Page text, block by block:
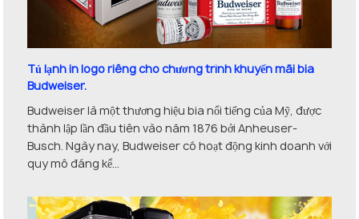
Tủ lạnh in logo riêng cho chương trình khuyến mãi bia
Budweiser.
Budweiser là một thương hiệu bia nổi tiếng của Mỹ, được
thành lập lần đầu tiên vào năm 1876 bởi Anheuser-
Busch. Ngày nay, Budweiser có hoạt động kinh doanh với
quy mô đáng kể...